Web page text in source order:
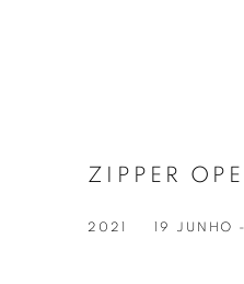
ZIPPER
2021 19 JUNHO